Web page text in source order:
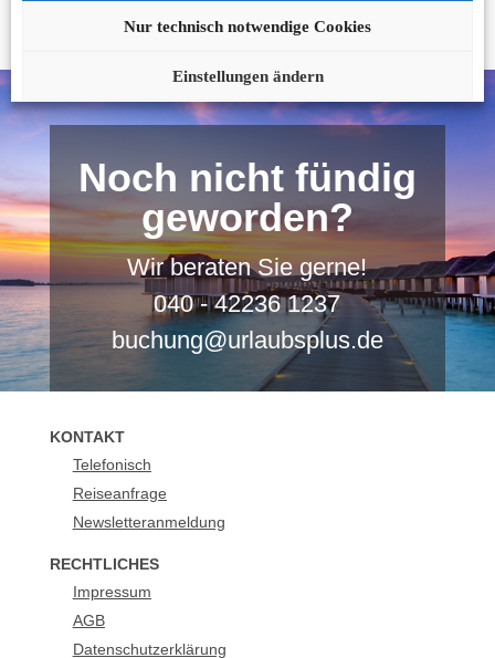
Nur technisch notwendige Cookies
Einstellungen ändern
Noch nicht fündig
geworden?
Wir beraten Sie gerne!
040 - 42236 1237
buchung@urlaubsplus.de
KONTAKT
Telefonisch
Reiseanfrage
Newsletteranmeldung
RECHTLICHES
Impressum
AGB
Datenschutzerklärung